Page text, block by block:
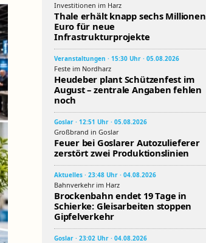
Investitionen im Harz
Thale erhält knapp sechs Millionen
Euro für neue
Infrastrukturprojekte
Veranstaltungen · 15:30 Uhr · 05.08.2026
Feste im Nordharz
Heudeber plant Schützenfest im
August – zentrale Angaben fehlen
noch
Goslar · 12:51 Uhr · 05.08.2026
Großbrand in Goslar
Feuer bei Goslarer Autozulieferer
zerstört zwei Produktionslinien
Aktuelles · 23:48 Uhr · 04.08.2026
Bahnverkehr im Harz
Brockenbahn endet 19 Tage in
Schierke: Gleisarbeiten stoppen
Gipfelverkehr
Goslar · 23:02 Uhr · 04.08.2026